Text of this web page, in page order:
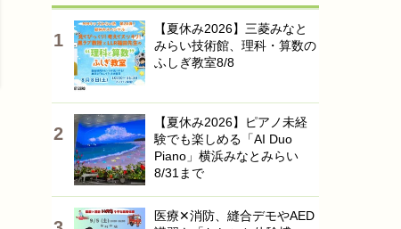
【夏休み2026】三菱みなと
みらい技術館、理科・算数の
ふしぎ教室8/8
【夏休み2026】ピアノ未経
験でも楽しめる「AI Duo
Piano」横浜みなとみらい
8/31まで
医療✕消防、縫合デモやAED